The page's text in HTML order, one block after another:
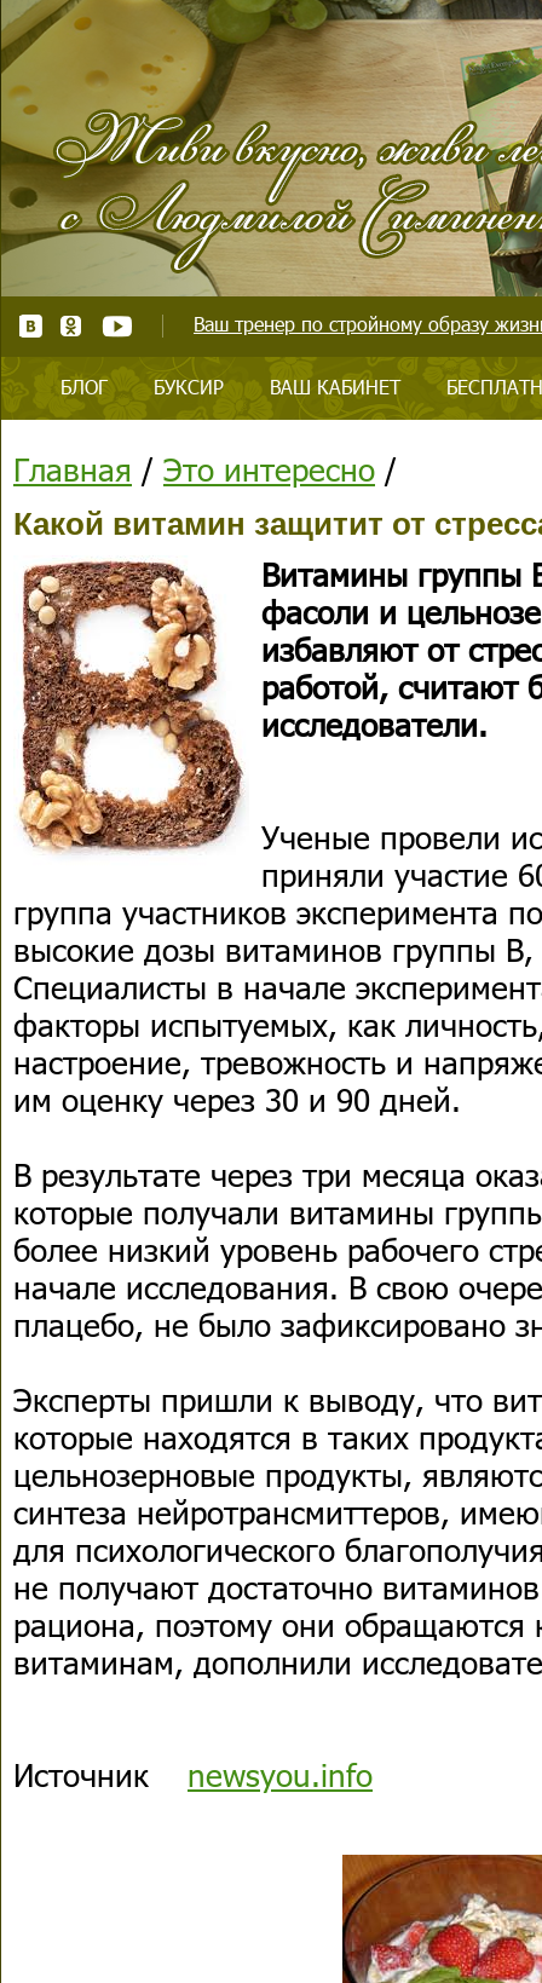
Ваш тренер по стройному образу
БЛОГ БУКСИР ВАШ КАБИНЕТ
Главная / Это интересно /
Какой витамин защитит от
Витамины группы
фасоли и
избавляют от
работой, считают
исследователи.
Ученые провели
приняли участие
группа участников эксперимента
высокие дозы витаминов группы
Специалисты в начале
факторы испытуемых, как
настроение, тревожность и
им оценку через 30 и 90 дней.
В результате через три месяца
которые получали витамины
более низкий уровень рабочего
начале исследования. В свою
плацебо, не было зафиксировано
Эксперты пришли к выводу, что
которые находятся в таких
цельнозерновые продукты,
синтеза нейротрансмиттеров,
для психологического
не получают достаточно
рациона, поэтому они обращаются
витаминам, дополнили
Источник newsyou.info